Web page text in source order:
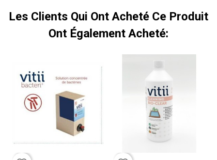
Les Clients Qui Ont Acheté Ce Produit
Ont Également Acheté: